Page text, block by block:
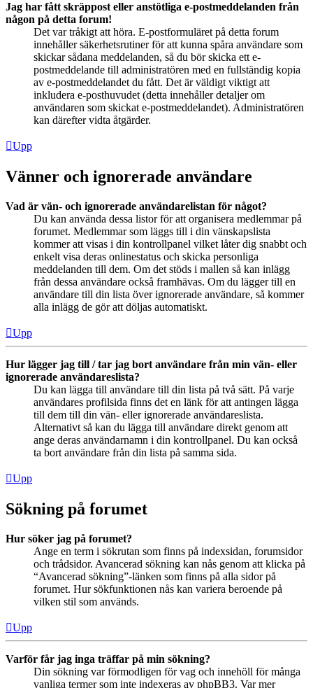
Jag har fått skräppost eller anstötliga e-postmeddelanden från
någon på detta forum!
Det var tråkigt att höra. E-postformuläret på detta forum
innehåller säkerhetsrutiner för att kunna spåra användare som
skickar sådana meddelanden, så du bör skicka ett e-
postmeddelande till administratören med en fullständig kopia
av e-postmeddelandet du fått. Det är väldigt viktigt att
inkludera e-posthuvudet (detta innehåller detaljer om
användaren som skickat e-postmeddelandet). Administratören
kan därefter vidta åtgärder.
Upp
Vänner och ignorerade användare
Vad är vän- och ignorerade användarelistan för något?
Du kan använda dessa listor för att organisera medlemmar på
forumet. Medlemmar som läggs till i din vänskapslista
kommer att visas i din kontrollpanel vilket låter dig snabbt och
enkelt visa deras onlinestatus och skicka personliga
meddelanden till dem. Om det stöds i mallen så kan inlägg
från dessa användare också framhävas. Om du lägger till en
användare till din lista över ignorerade användare, så kommer
alla inlägg de gör att döljas automatiskt.
Upp
Hur lägger jag till / tar jag bort användare från min vän- eller
ignorerade användareslista?
Du kan lägga till användare till din lista på två sätt. På varje
användares profilsida finns det en länk för att antingen lägga
till dem till din vän- eller ignorerade användareslista.
Alternativt så kan du lägga till användare direkt genom att
ange deras användarnamn i din kontrollpanel. Du kan också
ta bort användare från din lista på samma sida.
Upp
Sökning på forumet
Hur söker jag på forumet?
Ange en term i sökrutan som finns på indexsidan, forumsidor
och trådsidor. Avancerad sökning kan nås genom att klicka på
“Avancerad sökning”-länken som finns på alla sidor på
forumet. Hur sökfunktionen nås kan variera beroende på
vilken stil som används.
Upp
Varför får jag inga träffar på min sökning?
Din sökning var förmodligen för vag och innehöll för många
vanliga termer som inte indexeras av phpBB3. Var mer